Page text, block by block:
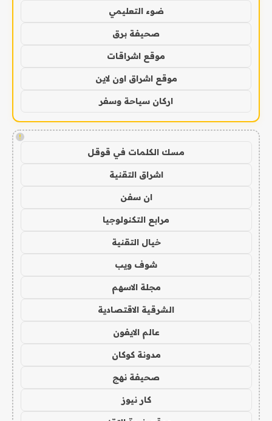
ضوء التعليمي
صحيفة برق
موقع اشراقات
موقع اشراق اون لاين
اركان سياحة وسفر
!
مسك الكلمات في قوقل
اشراق التقنية
ان سفن
مرابع التكنولوجيا
خيال التقنية
شوف ويب
مجلة الاسهم
الشرقية الاقتصادية
عالم الايفون
مدونة كوكان
صحيفة نهج
كار نيوز